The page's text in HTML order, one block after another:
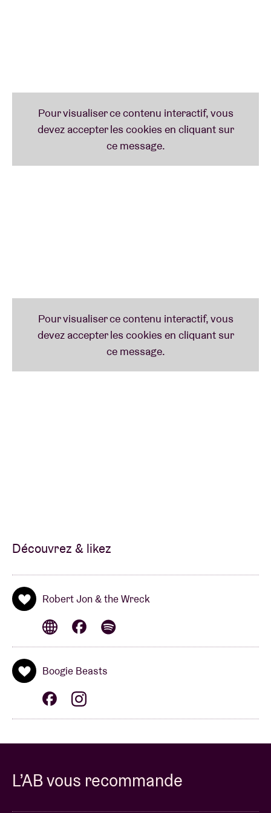
créations tout en s’engageant dans une nouvelle
orientation audacieuse.
Découvrez & likez
Robert Jon & the Wreck
Boogie Beasts
L’AB vous recommande